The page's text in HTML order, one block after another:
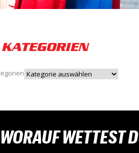
KATEGORIEN